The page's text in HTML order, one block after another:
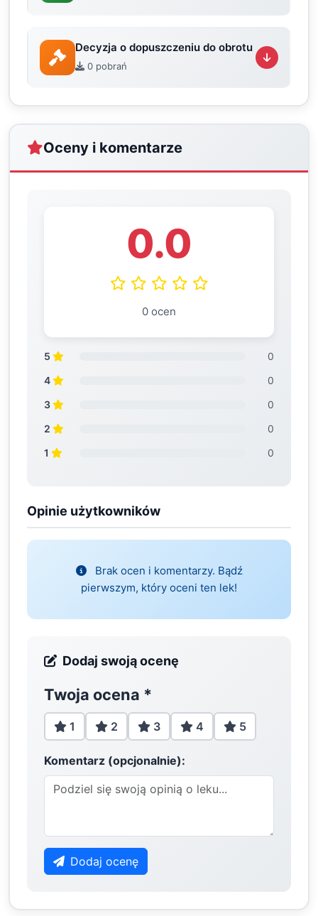
Decyzja o dopuszczeniu do obrotu
0 pobrań
Oceny i komentarze
0.0
0 ocen
5
0
4
0
3
0
2
0
1
0
Opinie użytkowników
Brak ocen i komentarzy. Bądź
pierwszym, który oceni ten lek!
Dodaj swoją ocenę
Twoja ocena *
1 2 3 4 5
Komentarz (opcjonalnie):
Dodaj ocenę